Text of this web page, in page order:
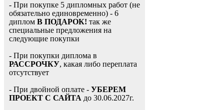
- При покупке 5 дипломных работ (не
обязательно единовременно) - 6
диплом В ПОДАРОК! так же
специальные предложения на
следующие покупки
- При покупки диплома в
РАССРОЧКУ, какая либо переплата
отсутствует
- При двойной оплате - УБЕРЕМ
ПРОЕКТ С САЙТА до 30.06.2027г.